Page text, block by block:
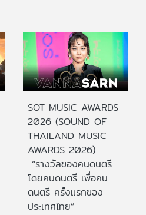
SOT MUSIC AWARDS
2026 (SOUND OF
THAILAND MUSIC
AWARDS 2026)
“รางวัลของคนดนตรี
โดยคนดนตรี เพื่อคน
ดนตรี ครั้งแรกของ
ประเทศไทย”